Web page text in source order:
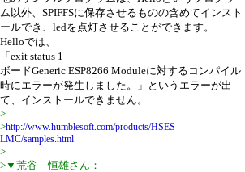
ム以外、SPIFFSに保存させるものの含めてインスト
ールでき、ledを点灯させることができます。
Helloでは、
「exit status 1
ボードGeneric ESP8266 Moduleに対するコンパイル
時にエラーが発生しました。」というエラーが出
て、インストールできません。
>
>http://www.humblesoft.com/products/HSES-
LMC/samples.html
>
>▼荒谷 恒雄さん：